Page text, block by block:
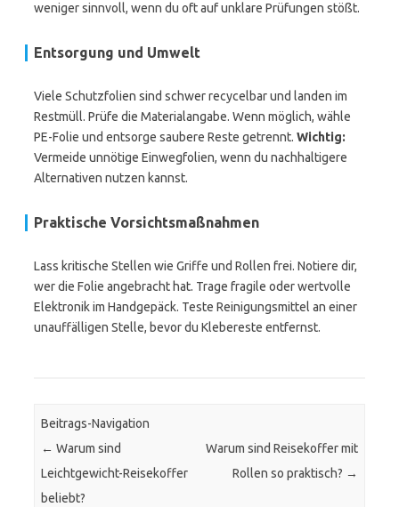
weniger sinnvoll, wenn du oft auf unklare Prüfungen stößt.
Entsorgung und Umwelt
Viele Schutzfolien sind schwer recycelbar und landen im
Restmüll. Prüfe die Materialangabe. Wenn möglich, wähle
PE-Folie und entsorge saubere Reste getrennt. Wichtig:
Vermeide unnötige Einwegfolien, wenn du nachhaltigere
Alternativen nutzen kannst.
Praktische Vorsichtsmaßnahmen
Lass kritische Stellen wie Griffe und Rollen frei. Notiere dir,
wer die Folie angebracht hat. Trage fragile oder wertvolle
Elektronik im Handgepäck. Teste Reinigungsmittel an einer
unauffälligen Stelle, bevor du Klebereste entfernst.
Beitrags-Navigation
← Warum sind
Leichtgewicht-Reisekoffer
beliebt?
Warum sind Reisekoffer mit
Rollen so praktisch? →